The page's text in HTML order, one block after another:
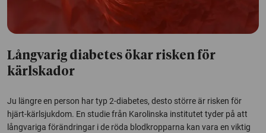
Långvarig diabetes ökar risken för
kärlskador
Ju längre en person har typ 2-diabetes, desto större är risken för
hjärt-kärlsjukdom. En studie från Karolinska institutet tyder på att
långvariga förändringar i de röda blodkropparna kan vara en viktig